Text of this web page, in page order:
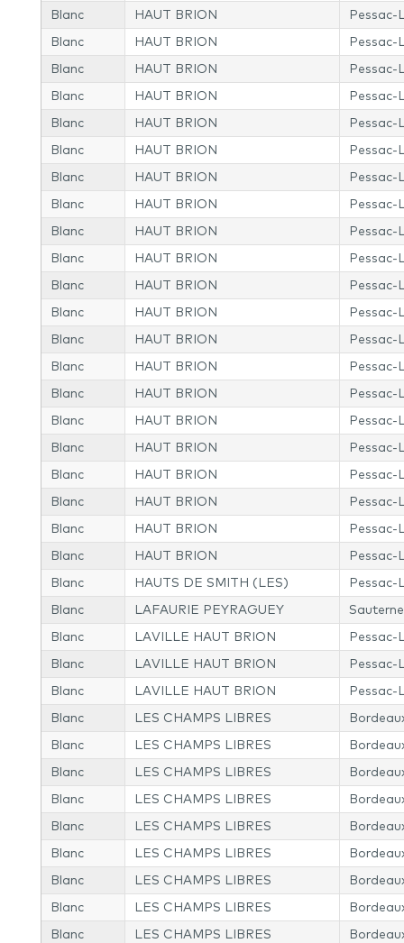
Blanc HAUT BRION
Pessac-
Blanc
HAUT BRION
Pessac-
Blanc
HAUT BRION
Pessac-
Blanc
HAUT BRION
Pessac-
Blanc
HAUT BRION
Pessac-
Blanc
HAUT BRION
Pessac-
Blanc
HAUT BRION
Pessac-
Blanc
HAUT BRION
Pessac-
Blanc
HAUT BRION
Pessac-
Blanc
HAUT BRION
Pessac-
Blanc
HAUT BRION
Pessac-
Blanc
HAUT BRION
Pessac-
Blanc
HAUT BRION
Pessac-
Blanc
HAUT BRION
Pessac-
Blanc
HAUT BRION
Pessac-
Blanc
HAUT BRION
Pessac-
Blanc
HAUT BRION
Pessac-
Blanc
HAUT BRION
Pessac-
Blanc
HAUT BRION
Pessac-
Blanc
HAUT BRION
Pessac-
Blanc
HAUT BRION
Pessac-
Blanc
HAUTS DE SMITH (LES)
Pessac-
Blanc
LAFAURIE PEYRAGUEY
Blanc
LAVILLE HAUT BRION
Pessac-
Blanc
LAVILLE HAUT BRION
Pessac-
Blanc
LAVILLE HAUT BRION
Pessac-
Blanc
LES CHAMPS LIBRES
Blanc
LES CHAMPS LIBRES
Blanc
LES CHAMPS LIBRES
Blanc
LES CHAMPS LIBRES
Blanc
LES CHAMPS LIBRES
Blanc
LES CHAMPS LIBRES
Blanc
LES CHAMPS LIBRES
Blanc
LES CHAMPS LIBRES
Blanc
LES CHAMPS LIBRES